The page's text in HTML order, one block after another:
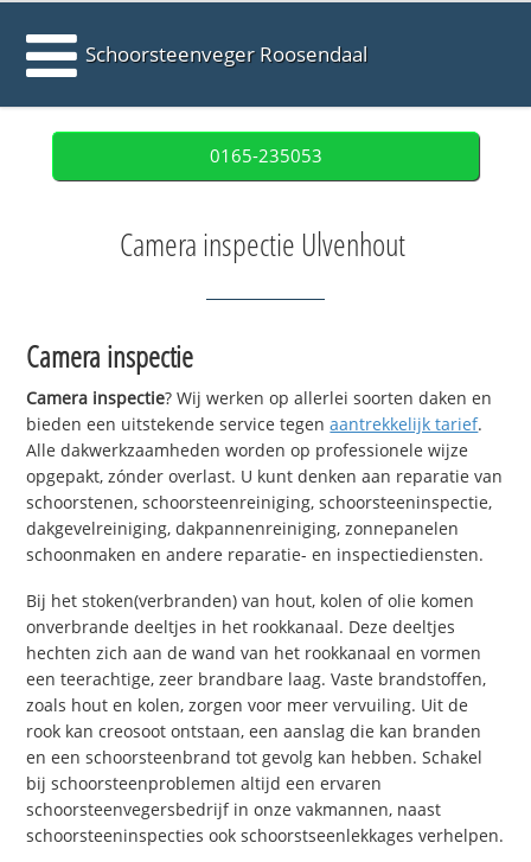
Schoorsteenveger Roosendaal
0165-235053
Camera inspectie Ulvenhout
Camera inspectie
Camera inspectie? Wij werken op allerlei soorten daken en
bieden een uitstekende service tegenaantrekkelijk tarief.
Alle dakwerkzaamheden worden op professionele wijze
opgepakt, zónder overlast. U kunt denken aan reparatie van
schoorstenen, schoorsteenreiniging, schoorsteeninspectie,
dakgevelreiniging, dakpannenreiniging, zonnepanelen
schoonmaken en andere reparatie- en inspectiediensten.
Bij het stoken(verbranden) van hout, kolen of olie komen
onverbrande deeltjes in het rookkanaal. Deze deeltjes
hechten zich aan de wand van het rookkanaal en vormen
een teerachtige, zeer brandbare laag. Vaste brandstoffen,
zoals hout en kolen, zorgen voor meer vervuiling. Uit de
rook kan creosoot ontstaan, een aanslag die kan branden
en een schoorsteenbrand tot gevolg kan hebben. Schakel
bij schoorsteenproblemen altijd een ervaren
schoorsteenvegersbedrijf in onze vakmannen, naast
schoorsteeninspecties ook schoorstseenlekkages verhelpen.